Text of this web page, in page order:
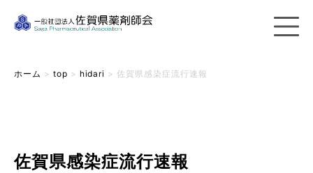
ホーム > top > hidari >佐賀県感染症流行速報
佐賀県感染症流行速報